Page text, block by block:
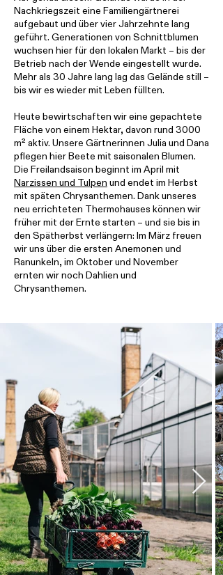
Nachkriegszeit eine Familiengärtnerei
aufgebaut und über vier Jahrzehnte lang
geführt. Generationen von Schnittblumen
wuchsen hier für den lokalen Markt – bis der
Betrieb nach der Wende eingestellt wurde.
Mehr als 30 Jahre lang lag das Gelände still –
bis wir es wieder mit Leben füllten.
Heute bewirtschaften wir eine gepachtete
Fläche von einem Hektar, davon rund 3000
m² aktiv. Unsere Gärtnerinnen Julia und Dana
pflegen hier Beete mit saisonalen Blumen.
Die Freilandsaison beginnt im April mit
Narzissen und Tulpen und endet im Herbst
mit späten Chrysanthemen. Dank unseres
neu errichteten Thermohauses können wir
früher mit der Ernte starten – und sie bis in
den Spätherbst verlängern: Im März freuen
wir uns über die ersten Anemonen und
Ranunkeln, im Oktober und November
ernten wir noch Dahlien und
Chrysanthemen.